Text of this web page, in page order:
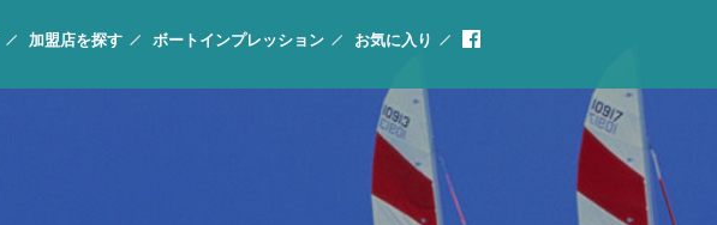
加盟店を探す ボートインプレッション お気に入り